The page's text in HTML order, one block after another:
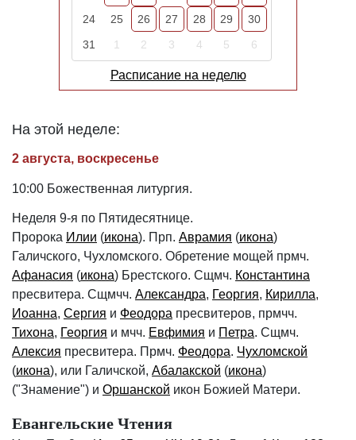
24
25 26 27 28 29
30
31
1 2 3 4 5 6
Расписание на неделю
На этой неделе:
2 августа, воскресенье
10:00 Божественная литургия.
Неделя 9-я по Пятидесятнице.
Пророка Илии (икона). Прп. Аврамия (икона)
Галичского, Чухломского. Обретение мощей прмч.
Афанасия (икона) Брестского. Сщмч. Константина
пресвитера. Сщмчч. Александра, Георгия, Кирилла,
Иоанна, Сергия и Феодора пресвитеров, прмчч.
Тихона, Георгия и мчч. Евфимия и Петра. Сщмч.
Алексия пресвитера. Прмч. Феодора. Чухломской
(икона), или Галичской, Абалакской (икона)
("Знамение") и Оршанской икон Божией Матери.
Евангельские Чтения